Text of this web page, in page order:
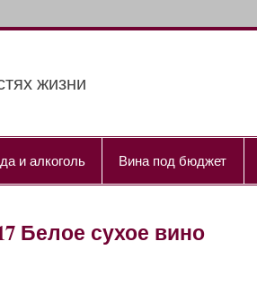
жизни
и алкоголь Вина под бюджет
Белое сухое вино